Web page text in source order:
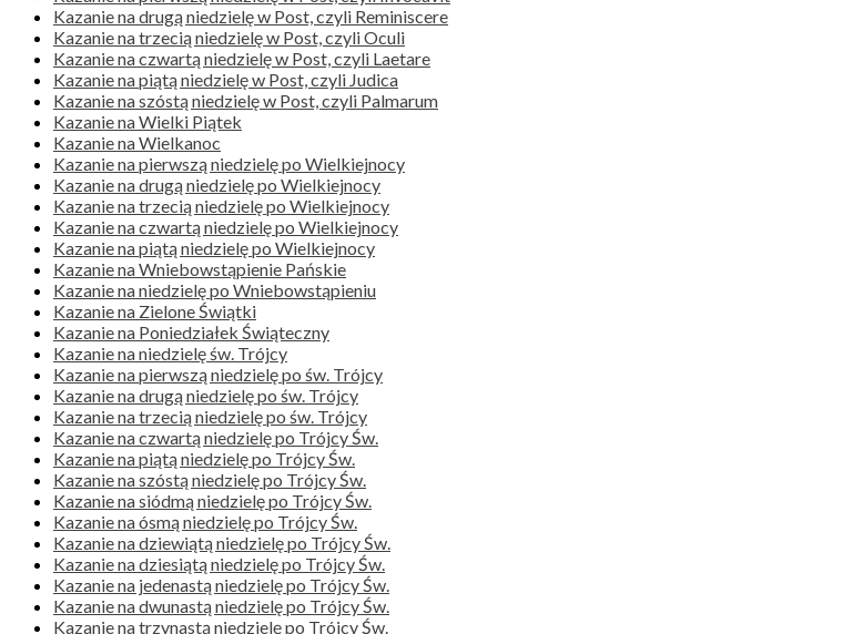
Kazanie na drugą niedzielę w Post, czyli Reminiscere
Kazanie na trzecią niedzielę w Post, czyli Oculi
Kazanie na czwartą niedzielę w Post, czyli Laetare
Kazanie na piątą niedzielę w Post, czyli Judica
Kazanie na szóstą niedzielę w Post, czyli Palmarum
Kazanie na Wielki Piątek
Kazanie na Wielkanoc
Kazanie na pierwszą niedzielę po Wielkiejnocy
Kazanie na drugą niedzielę po Wielkiejnocy
Kazanie na trzecią niedzielę po Wielkiejnocy
Kazanie na czwartą niedzielę po Wielkiejnocy
Kazanie na piątą niedzielę po Wielkiejnocy
Kazanie na Wniebowstąpienie Pańskie
Kazanie na niedzielę po Wniebowstąpieniu
Kazanie na Zielone Świątki
Kazanie na Poniedziałek Świąteczny
Kazanie na niedzielę św. Trójcy
Kazanie na pierwszą niedzielę po św. Trójcy
Kazanie na drugą niedzielę po św. Trójcy
Kazanie na trzecią niedzielę po św. Trójcy
Kazanie na czwartą niedzielę po Trójcy Św.
Kazanie na piątą niedzielę po Trójcy Św.
Kazanie na szóstą niedzielę po Trójcy Św.
Kazanie na siódmą niedzielę po Trójcy Św.
Kazanie na ósmą niedzielę po Trójcy Św.
Kazanie na dziewiątą niedzielę po Trójcy Św.
Kazanie na dziesiątą niedzielę po Trójcy Św.
Kazanie na jedenastą niedzielę po Trójcy Św.
Kazanie na dwunastą niedzielę po Trójcy Św.
Kazanie na trzynastą niedzielę po Trójcy Św.